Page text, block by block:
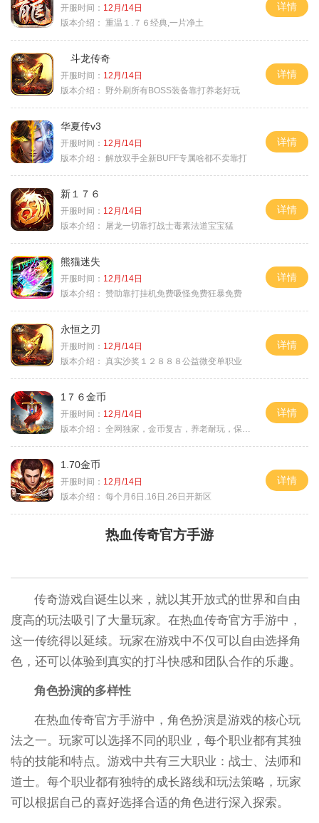
开服时间： 12月/14日
版本介绍： 重温１.７６经典,一片净土
详情
斗龙传奇
开服时间： 12月/14日
版本介绍：
野外刷所有BOSS装备靠打养老好玩
详情
华夏传v3
开服时间： 12月/14日
版本介绍： 解放双手全新BUFF专属啥都不卖靠打
详情
新１７６
开服时间： 12月/14日
版本介绍：
屠龙一切靠打战士毒素法道宝宝猛
详情
熊猫迷失
开服时间： 12月/14日
版本介绍： 赞助靠打挂机免费吸怪免费狂暴免费
详情
永恒之刃
开服时间： 12月/14日
版本介绍： 真实沙奖１２８８８公益微变单职业
详情
1７６金币
开服时间： 12月/14日
版本介绍： 全网独家，金币复古，养老耐玩，保底回収
详情
1.70金币
开服时间： 12月/14日
版本介绍： 每个月6日.16日.26日开新区
详情
热血传奇官方手游
传奇游戏自诞生以来，就以其开放式的世界和自由
度高的玩法吸引了大量玩家。在热血传奇官方手游中，
这一传统得以延续。玩家在游戏中不仅可以自由选择角
色，还可以体验到真实的打斗快感和团队合作的乐趣。
角色扮演的多样性
在热血传奇官方手游中，角色扮演是游戏的核心玩
法之一。玩家可以选择不同的职业，每个职业都有其独
特的技能和特点。游戏中共有三大职业：战士、法师和
道士。每个职业都有独特的成长路线和玩法策略，玩家
可以根据自己的喜好选择合适的角色进行深入探索。